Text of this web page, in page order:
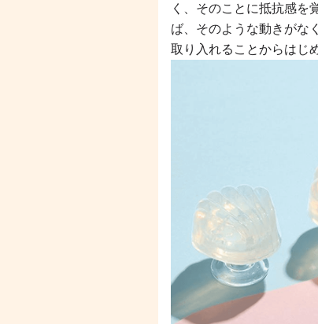
く、そのことに抵抗感を
ば、そのような動きがな
取り入れることからはじ